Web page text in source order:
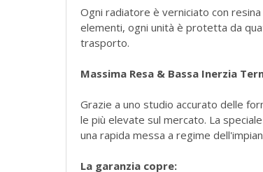
Ogni radiatore è verniciato con
elementi, ogni unità è protetta da
trasporto.
Massima Resa & Bassa Inerzia
Grazie a uno studio accurato delle
le più elevate sul mercato. La
una rapida messa a regime
La garanzia copre: